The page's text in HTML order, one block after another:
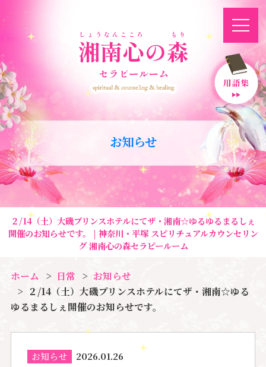
お知らせ
２/14（土）大磯プリンスホテルにてザ・湘南☆ゆるゆるまるしぇ
開催のお知らせです。 | 神奈川・平塚 スピリチュアルカウンセリン
グ 湘南心の森セラピールーム
ホーム 日常
お知らせ
２/14（土）大磯プリンスホテルにてザ・湘南☆ゆる
ゆるまるしぇ開催のお知らせです。
お知らせ 2026.01.26